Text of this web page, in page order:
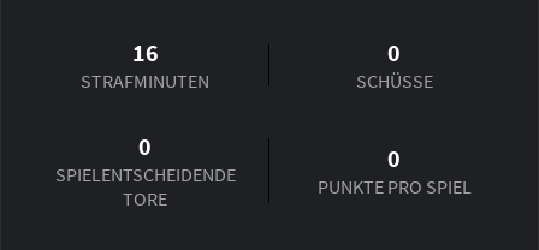
16
STRAFMINUTEN
0
SCHÜSSE
0
SPIEL­ENTSCHEIDENDE
TORE
0
PUNKTE PRO SPIEL